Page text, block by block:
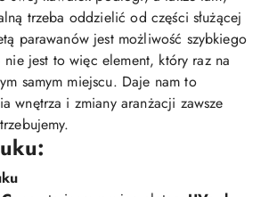
trzeba oddzielić od części służącej
parawanów jest możliwość szybkiego
jest to więc element, który raz na
samym miejscu. Daje nam to
wnętrza i zmiany aranżacji zawsze